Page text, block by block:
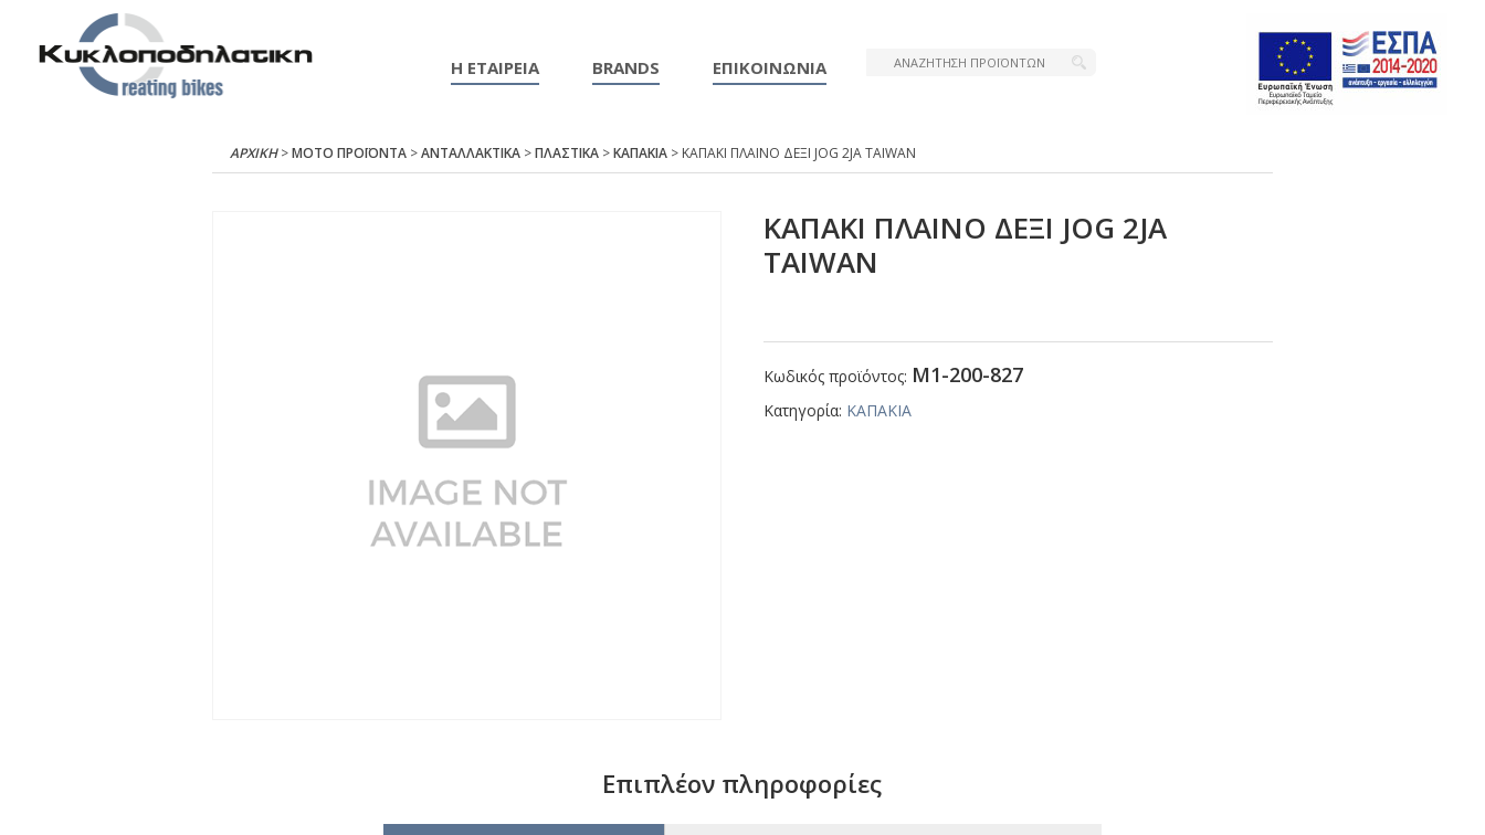
Η ΕΤΑΙΡΕΙΑ BRANDS ΕΠΙΚΟΙΝΩΝΙΑ
ΑΡΧΙΚΉ>ΜΟΤΟ ΠΡΟΪΟΝΤΑ>ΑΝΤΑΛΛΑΚΤΙΚΑ>ΠΛΑΣΤΙΚΑ>ΚΑΠΑΚΙΑ> ΚΑΠΑΚΙ ΠΛΑΙΝΟ ΔΕΞΙ JΟG 2JΑ ΤΑΙWΑΝ
ΚΑΠΑΚΙ ΠΛΑΙΝΟ ΔΕΞΙ JΟG 2JΑ
ΤΑΙWΑΝ
Κωδικός προϊόντος: Μ1-200-827
Κατηγορία: ΚΑΠΑΚΙΑ
Επιπλέον πληροφορίες